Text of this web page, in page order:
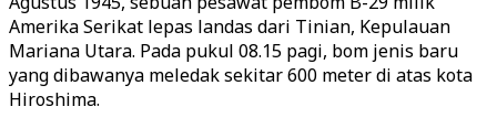
Amerika Serikat lepas landas dari Tinian, Kepulauan
Mariana Utara. Pada pukul 08.15 pagi, bom jenis baru
yang dibawanya meledak sekitar 600 meter di atas kota
Hiroshima.